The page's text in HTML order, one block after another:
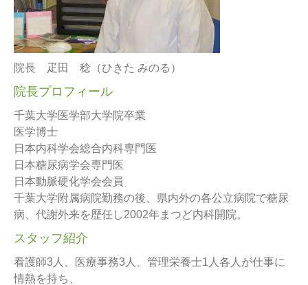
院長 疋田 稔（ひきた みのる）
院長プロフィール
千葉大学医学部大学院卒業
医学博士
日本内科学会総合内科専門医
日本糖尿病学会専門医
日本動脈硬化学会会員
千葉大学附属病院勤務の後、県内外の各公立病院で糖尿
病、代謝外来を歴任し2002年まつど内科開院。
スタッフ紹介
看護師3人、医療事務3人、管理栄養士1人各人が仕事に
情熱を持ち、